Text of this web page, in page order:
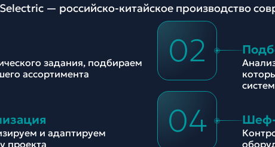
— российско-китайское производство
задания, подбираем
ассортимента
02
и адаптируем
проекта
04 Шеф-